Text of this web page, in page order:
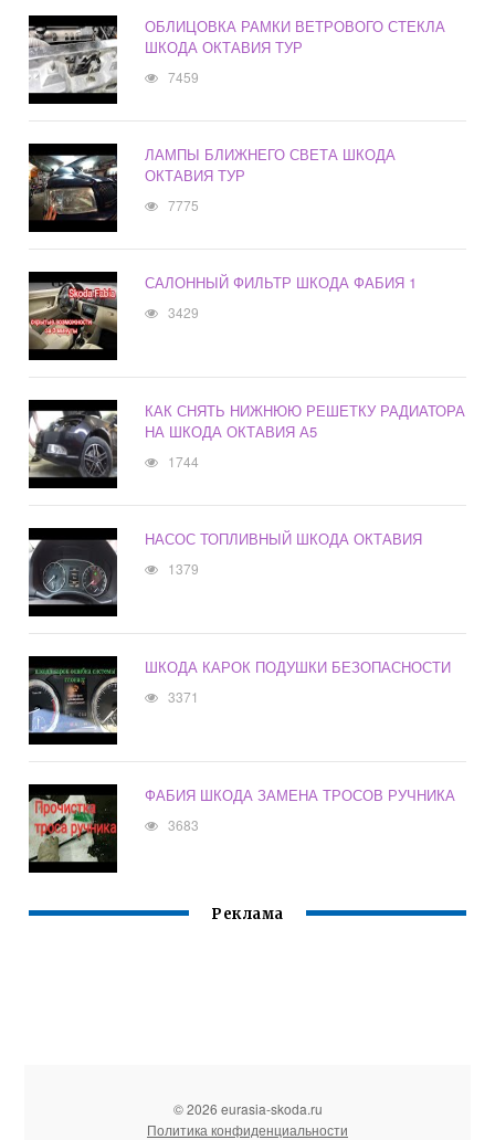
ОБЛИЦОВКА РАМКИ ВЕТРОВОГО СТЕКЛА
ШКОДА ОКТАВИЯ ТУР
7459
ЛАМПЫ БЛИЖНЕГО СВЕТА ШКОДА
ОКТАВИЯ ТУР
7775
САЛОННЫЙ ФИЛЬТР ШКОДА ФАБИЯ 1
3429
КАК СНЯТЬ НИЖНЮЮ РЕШЕТКУ РАДИАТОРА
НА ШКОДА ОКТАВИЯ А5
1744
НАСОС ТОПЛИВНЫЙ ШКОДА ОКТАВИЯ
1379
ШКОДА КАРОК ПОДУШКИ БЕЗОПАСНОСТИ
3371
ФАБИЯ ШКОДА ЗАМЕНА ТРОСОВ РУЧНИКА
3683
Реклама
© 2026 eurasia-skoda.ru
Политика конфиденциальности